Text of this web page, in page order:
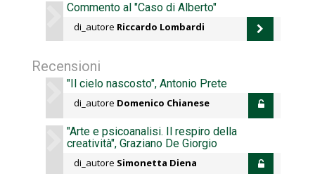
Commento al "Caso di Alberto"
di_autore Riccardo Lombardi
Recensioni
"Il cielo nascosto", Antonio Prete
di_autore Domenico Chianese
"Arte e psicoanalisi. Il respiro della
creatività", Graziano De Giorgio
di_autore Simonetta Diena